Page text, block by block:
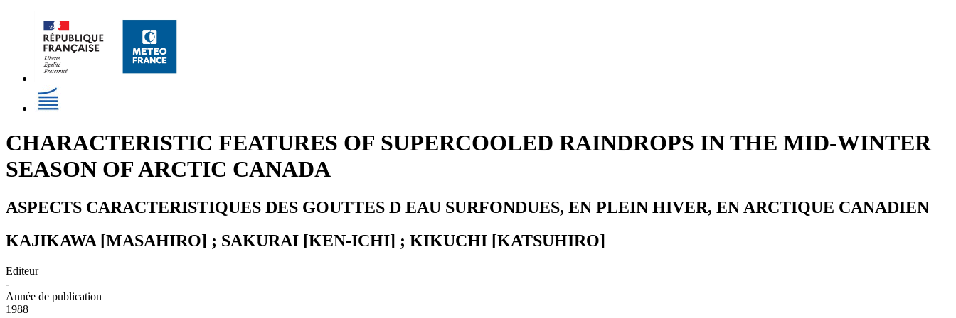
CHARACTERISTIC FEATURES OF SUPERCOOLED RAINDROPS IN THE MID-WINTER
SEASON OF ARCTIC CANADA
ASPECTS CARACTERISTIQUES DES GOUTTES D EAU SURFONDUES, EN PLEIN HIVER, EN ARCTIQUE CANADIEN
KAJIKAWA [MASAHIRO] ; SAKURAI [KEN-ICHI] ; KIKUCHI [KATSUHIRO]
Editeur
-
Année de publication
1988